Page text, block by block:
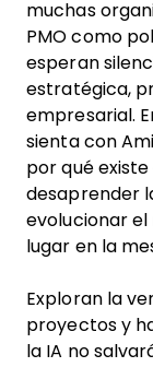
muchas
PMO como
esperan
estratégica,
empresarial.
sienta con
por qué
desaprender
evolucionar
lugar en la
Exploran la
proyectos y
la IA no